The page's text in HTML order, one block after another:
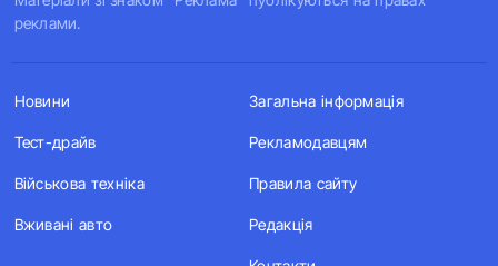
реклами.
Новини
Тест-драйв
Військова техніка
Вживані авто
Загальна інформація
Рекламодавцям
Правила сайту
Редакція